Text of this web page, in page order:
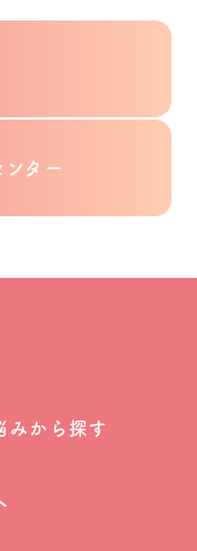
ター
みから探す